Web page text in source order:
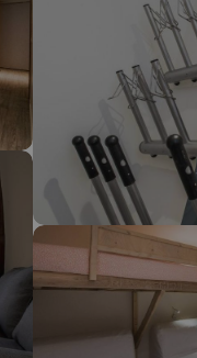
alla sua
Non appena